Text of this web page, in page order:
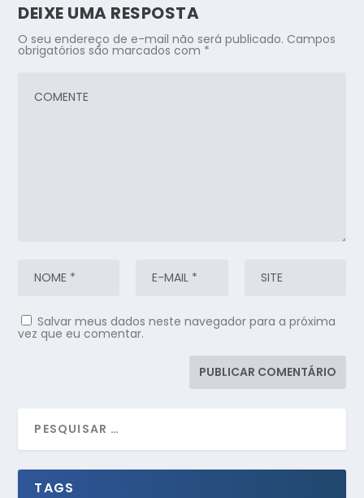
DEIXE UMA RESPOSTA
O seu endereço de e-mail não será publicado. Campos
obrigatórios são marcados com *
Salvar meus dados neste navegador para a próxima
vez que eu comentar.
TAGS